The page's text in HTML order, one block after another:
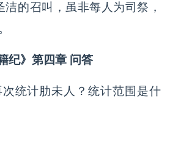
的召叫，虽非每人为司祭，
纪》第四章 问答
统计肋未人？统计范围是什